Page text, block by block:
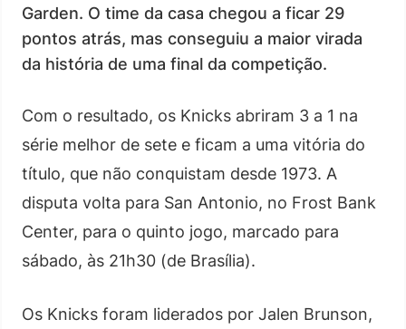
Garden. O time da casa chegou a ficar 29
pontos atrás, mas conseguiu a maior virada
da história de uma final da competição.
Com o resultado, os Knicks abriram 3 a 1 na
série melhor de sete e ficam a uma vitória do
título, que não conquistam desde 1973. A
disputa volta para San Antonio, no Frost Bank
Center, para o quinto jogo, marcado para
sábado, às 21h30 (de Brasília).
Os Knicks foram liderados por Jalen Brunson,